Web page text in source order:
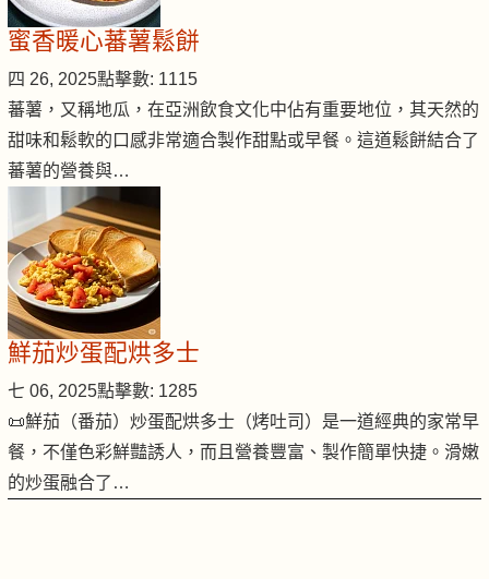
蜜香暖心蕃薯鬆餅
四 26, 2025點擊數: 1115
蕃薯，又稱地瓜，在亞洲飲食文化中佔有重要地位，其天然的
甜味和鬆軟的口感非常適合製作甜點或早餐。這道鬆餅結合了
蕃薯的營養與…
鮮茄炒蛋配烘多士
七 06, 2025點擊數: 1285
📜鮮茄（番茄）炒蛋配烘多士（烤吐司）是一道經典的家常早
餐，不僅色彩鮮豔誘人，而且營養豐富、製作簡單快捷。滑嫩
的炒蛋融合了…